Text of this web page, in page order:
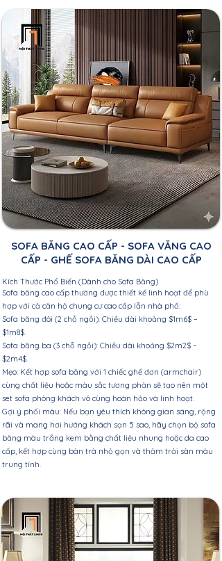
SOFA BĂNG CAO CẤP - SOFA VĂNG CAO
CẤP - GHẾ SOFA BĂNG DÀI CAO CẤP
Kích Thước Phổ Biến (Dành cho Sofa Băng)
Sofa băng cao cấp thường được thiết kế linh hoạt để phù
hợp với cả căn hộ chung cư cao cấp lẫn nhà phố:
Sofa băng đôi (2 chỗ ngồi): Chiều dài khoảng $1m6$ –
$1m8$.
Sofa băng ba (3 chỗ ngồi): Chiều dài khoảng $2m2$ –
$2m4$.
Mẹo: Kết hợp sofa băng với 1 chiếc ghế đơn (armchair)
cùng chất liệu hoặc màu sắc tương phản sẽ tạo nên một
set sofa phòng khách vô cùng hoàn hảo và linh hoạt.
Gợi ý phối màu: Nếu bạn yêu thích không gian sáng, rộng
rãi và mang hơi hướng khách sạn 5 sao, hãy chọn bộ sofa
băng màu trắng kem bằng chất liệu nhung hoặc da cao
cấp, kết hợp cùng bàn trà nhỏ gọn và thảm trải sàn màu
trung tính.